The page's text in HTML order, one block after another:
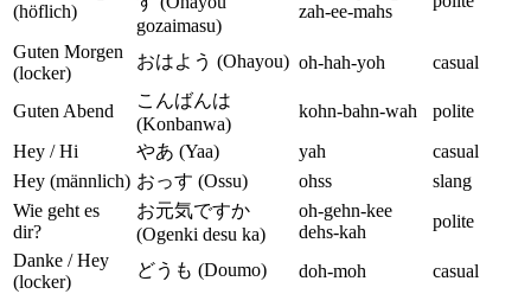
(höflich)
gozaimasu)
zah-ee-mahs
Guten Morgen
(locker)
おはよう (Ohayou) oh-hah-yoh casual
Guten Abend
こんばんは
(Konbanwa)
kohn-bahn-wah
polite
Hey / Hi
やあ (Yaa) yah
casual
Hey (männlich) おっす (Ossu) ohss
slang
Wie geht es
dir?
お元気ですか
(Ogenki desu ka)
oh-gehn-kee
dehs-kah
polite
Danke / Hey
(locker)
どうも (Doumo) doh-moh
casual